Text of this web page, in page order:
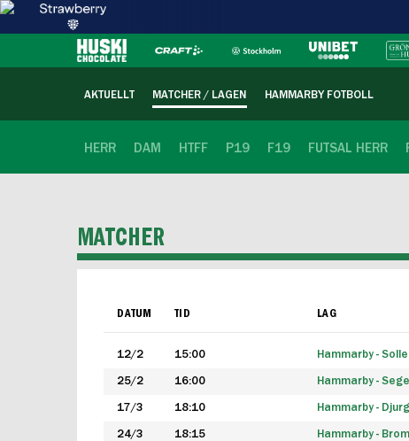
AKTUELLT MATCHER / LAGEN HAMMARBY FOTBOLL
HERR DAM HTFF P19 F19 FUTSAL HERR
MATCHER
DATUM TID LAG
12/2 15:00 Hammarby -
25/2 16:00 Hammarby -
17/3 18:10 Hammarby -
24/3 18:15 Hammarby -